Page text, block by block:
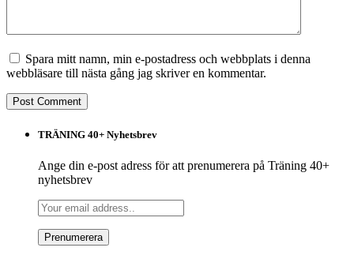
Spara mitt namn, min e-postadress och webbplats i denna
webbläsare till nästa gång jag skriver en kommentar.
TRÄNING 40+ Nyhetsbrev
Ange din e-post adress för att prenumerera på Träning 40+
nyhetsbrev